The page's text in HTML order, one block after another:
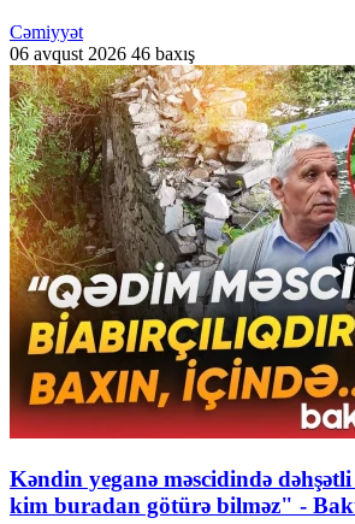
Cəmiyyət
06 avqust 2026 46 baxış
Kəndin yeganə məscidində
kim buradan götürə bilməz" -